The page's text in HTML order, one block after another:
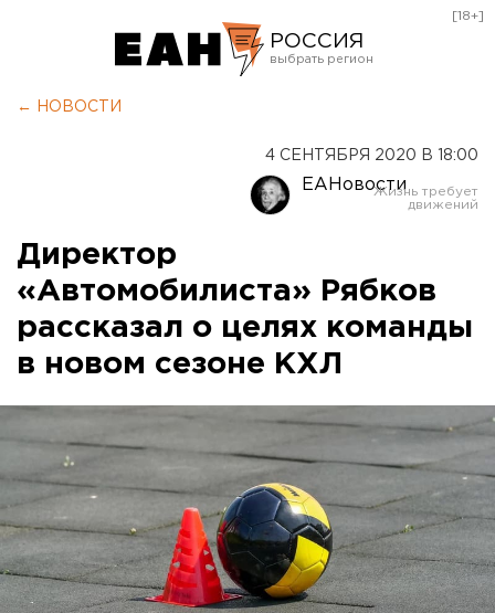
РОССИЯ
Оренбург
[18+]
← НОВОСТИ
4 СЕНТЯБРЯ 2020 В 18:00
ЕАНовости
Директор
«Автомобилиста» Рябков
рассказал о целях команды
в новом сезоне КХЛ